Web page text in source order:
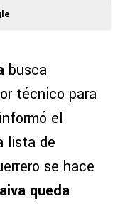
busca
técnico para
el
lista de
se hace
queda